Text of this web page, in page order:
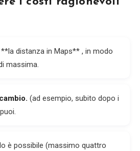
distanza in Maps** , in modo
massima.
. (ad esempio, subito dopo i
è possibile (massimo quattro